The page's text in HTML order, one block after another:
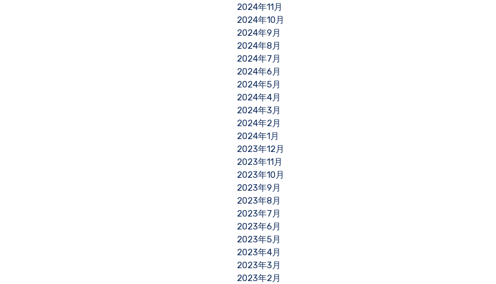
2024年11月
2024年10月
2024年9月
2024年8月
2024年7月
2024年6月
2024年5月
2024年4月
2024年3月
2024年2月
2024年1月
2023年12月
2023年11月
2023年10月
2023年9月
2023年8月
2023年7月
2023年6月
2023年5月
2023年4月
2023年3月
2023年2月